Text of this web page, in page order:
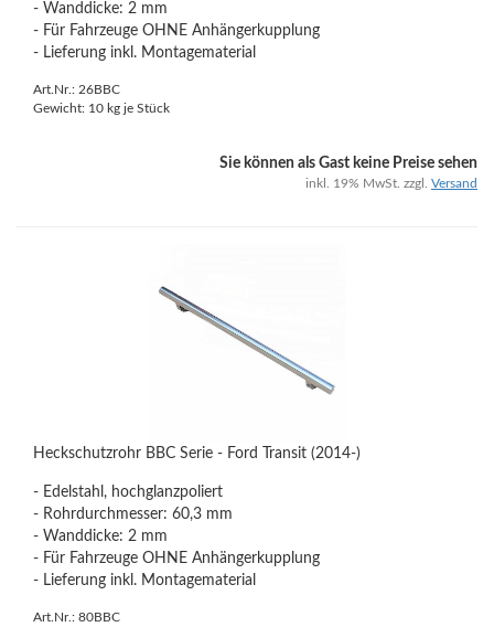
- Wanddicke: 2 mm
- Für Fahrzeuge OHNE Anhängerkupplung
- Lieferung inkl. Montagematerial
Art.Nr.: 26BBC
Gewicht: 10 kg je Stück
Sie können als Gast keine Preise sehen
inkl. 19% MwSt. zzgl. Versand
Heckschutzrohr BBC Serie - Ford Transit (2014-)
- Edelstahl, hochglanzpoliert
- Rohrdurchmesser: 60,3 mm
- Wanddicke: 2 mm
- Für Fahrzeuge OHNE Anhängerkupplung
- Lieferung inkl. Montagematerial
Art.Nr.: 80BBC